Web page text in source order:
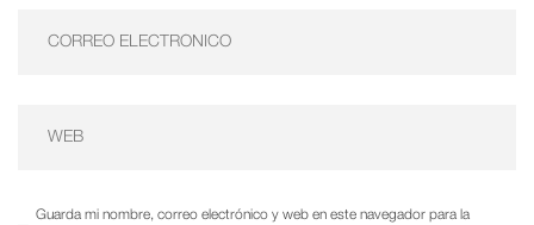
Guarda mi nombre, correo electrónico y web en este navegador para la